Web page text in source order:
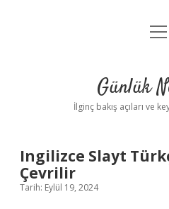
Yasal
Günlük
İlginç bakış açıları ve
Ingilizce Slayt
Çevrilir
Tarih: Eylül 19, 2024